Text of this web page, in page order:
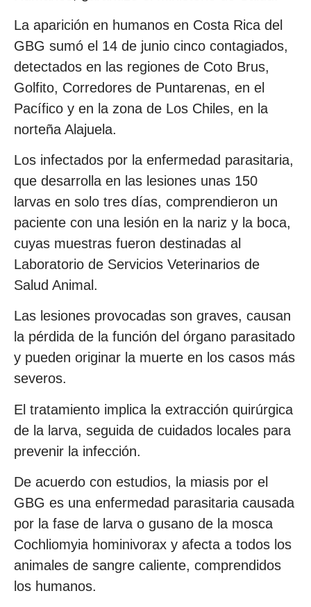
La aparición en humanos en Costa Rica del
GBG sumó el 14 de junio cinco contagiados,
detectados en las regiones de Coto Brus,
Golfito, Corredores de Puntarenas, en el
Pacífico y en la zona de Los Chiles, en la
norteña Alajuela.
Los infectados por la enfermedad parasitaria,
que desarrolla en las lesiones unas 150
larvas en solo tres días, comprendieron un
paciente con una lesión en la nariz y la boca,
cuyas muestras fueron destinadas al
Laboratorio de Servicios Veterinarios de
Salud Animal.
Las lesiones provocadas son graves, causan
la pérdida de la función del órgano parasitado
y pueden originar la muerte en los casos más
severos.
El tratamiento implica la extracción quirúrgica
de la larva, seguida de cuidados locales para
prevenir la infección.
De acuerdo con estudios, la miasis por el
GBG es una enfermedad parasitaria causada
por la fase de larva o gusano de la mosca
Cochliomyia hominivorax y afecta a todos los
animales de sangre caliente, comprendidos
los humanos.